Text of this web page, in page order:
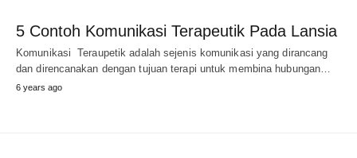
5 Contoh Komunikasi Terapeutik Pada Lansia
Komunikasi Teraupetik adalah sejenis komunikasi yang dirancang
dan direncanakan dengan tujuan terapi untuk membina hubungan…
6 years ago